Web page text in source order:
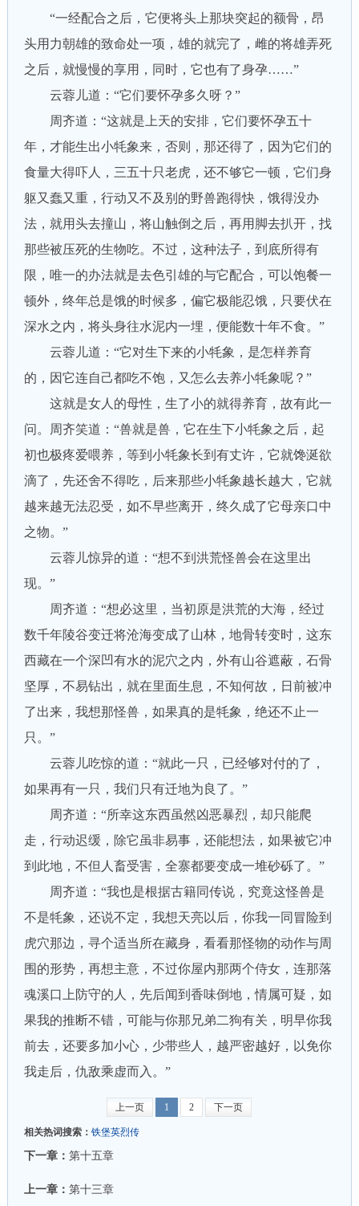
“一经配合之后，它便将头上那块突起的额骨，昂
头用力朝雄的致命处一项，雄的就完了，雌的将雄弄死
之后，就慢慢的享用，同时，它也有了身孕……”
云蓉儿道：“它们要怀孕多久呀？”
周齐道：“这就是上天的安排，它们要怀孕五十
年，才能生出小牦象来，否则，那还得了，因为它们的
食量大得吓人，三五十只老虎，还不够它一顿，它们身
躯又蠢又重，行动又不及别的野兽跑得快，饿得没办
法，就用头去撞山，将山触倒之后，再用脚去扒开，找
那些被压死的生物吃。不过，这种法子，到底所得有
限，唯一的办法就是去色引雄的与它配合，可以饱餐一
顿外，终年总是饿的时候多，偏它极能忍饿，只要伏在
深水之内，将头身往水泥内一埋，便能数十年不食。”
云蓉儿道：“它对生下来的小牦象，是怎样养育
的，因它连自己都吃不饱，又怎么去养小牦象呢？”
这就是女人的母性，生了小的就得养育，故有此一
问。周齐笑道：“兽就是兽，它在生下小牦象之后，起
初也极疼爱喂养，等到小牦象长到有丈许，它就馋涎欲
滴了，先还舍不得吃，后来那些小牦象越长越大，它就
越来越无法忍受，如不早些离开，终久成了它母亲口中
之物。”
云蓉儿惊异的道：“想不到洪荒怪兽会在这里出
现。”
周齐道：“想必这里，当初原是洪荒的大海，经过
数千年陵谷变迁将沧海变成了山林，地骨转变时，这东
西藏在一个深凹有水的泥穴之内，外有山谷遮蔽，石骨
坚厚，不易钻出，就在里面生息，不知何故，日前被冲
了出来，我想那怪兽，如果真的是牦象，绝还不止一
只。”
云蓉儿吃惊的道：“就此一只，已经够对付的了，
如果再有一只，我们只有迁地为良了。”
周齐道：“所幸这东西虽然凶恶暴烈，却只能爬
走，行动迟缓，除它虽非易事，还能想法，如果被它冲
到此地，不但人畜受害，全寨都要变成一堆砂砾了。”
周齐道：“我也是根据古籍同传说，究竟这怪兽是
不是牦象，还说不定，我想天亮以后，你我一同冒险到
虎穴那边，寻个适当所在藏身，看看那怪物的动作与周
围的形势，再想主意，不过你屋内那两个侍女，连那落
魂溪口上防守的人，先后闻到香味倒地，情属可疑，如
果我的推断不错，可能与你那兄弟二狗有关，明早你我
前去，还要多加小心，少带些人，越严密越好，以免你
我走后，仇敌乘虚而入。”
上一页 1 2 下一页
相关热词搜索： 铁堡英烈传
下一章： 第十五章
上一章： 第十三章